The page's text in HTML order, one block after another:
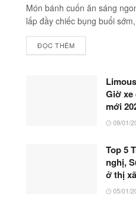
Món bánh cuốn ăn sáng
lấp đầy chiếc bụng buổi
ĐỌC THÊM
Giờ xe
mới
09/01/
Top 5
nghị,
ở thị
05/01/